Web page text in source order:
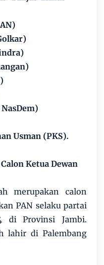
Usman (PKS).
Ketua Dewan
merupakan calon
PAN selaku partai
di Provinsi Jambi.
lahir di Palembang